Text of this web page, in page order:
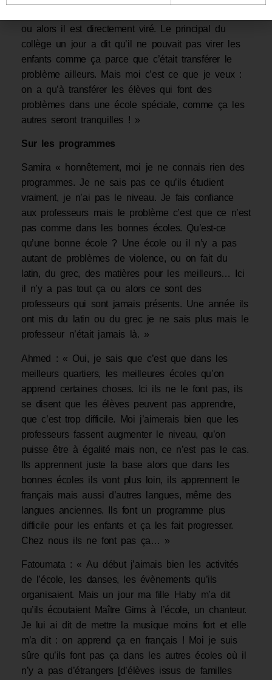
ou alors il est directement viré. Le principal du
collège un jour a dit qu’il ne pouvait pas virer les
enfants comme ça parce que c’était transférer le
problème ailleurs. Mais moi c’est ce que je veux :
on a qu’à transférer les élèves qui font des
problèmes dans une école spéciale, comme ça les
autres seront tranquilles ! »
Sur les programmes
Samira « honnêtement, moi je ne connais rien des
programmes. Je ne sais pas ce qu’ils étudient
vraiment, je n’ai pas le niveau. Je fais confiance
aux professeurs mais le problème c’est que ce n’est
pas comme dans les bonnes écoles. Qu’est-ce
qu’une bonne école ? Une école ou il n’y a pas
autant de problèmes de violence, ou on fait du
latin, du grec, des matières pour les meilleurs… Ici
il n’y a pas tout ça ou alors ce sont des
professeurs qui sont jamais présents. Une année ils
ont mis du latin ou du grec je ne sais plus mais le
professeur n’était jamais là. »
Ahmed : « Oui, je sais que c’est que dans les
meilleurs quartiers, les meilleures écoles qu’on
apprend certaines choses. Ici ils ne le font pas, ils
se disent que les élèves peuvent pas apprendre,
que c’est trop difficile. Moi j’aimerais bien que les
professeurs fassent augmenter le niveau, qu’on
puisse être à égalité mais non, ce n’est pas le cas.
Ils apprennent juste la base alors que dans les
bonnes écoles ils vont plus loin, ils apprennent le
français mais aussi d’autres langues, même des
langues anciennes. Ils font un programme plus
difficile pour les enfants et ça les fait progresser.
Chez nous ils ne font pas ça… »
Fatoumata : « Au début j’aimais bien les activités
de l’école, les danses, les évènements qu’ils
organisaient. Mais un jour ma fille Haby m’a dit
qu’ils écoutaient Maître Gims à l’école, un chanteur.
Je lui ai dit de mettre la musique moins fort et elle
m’a dit : on apprend ça en français ! Moi je suis
sûre qu’ils font pas ça dans les autres écoles où il
n’y a pas d’étrangers [d’élèves issus de familles